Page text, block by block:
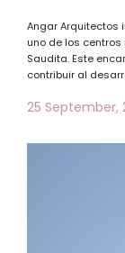
Angar Arquitectos
uno de los
Saudita. Este
contribuir al
25 September,